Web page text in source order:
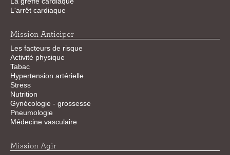
L'arrêt cardiaque
Mission Anticiper
Les facteurs de risque
Activité physique
Tabac
Hypertension artérielle
Stress
Nutrition
Gynécologie - grossesse
Pneumologie
Médecine vasculaire
Mission Agir